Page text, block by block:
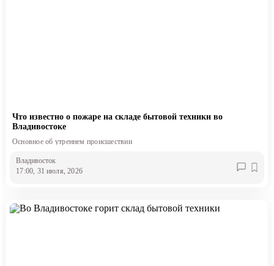
Что известно о пожаре на складе бытовой техники во
Владивостоке
Основное об утреннем происшествии
Владивосток
17:00, 31 июля, 2026